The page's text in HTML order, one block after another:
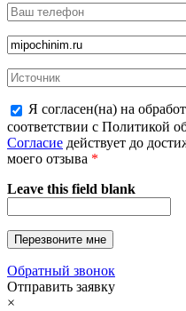
Я согласен(на) на
соответствии с Политикой
Согласие действует до
моего отзыва *
Leave this field blank
Обратный звонок
Отправить заявку
×